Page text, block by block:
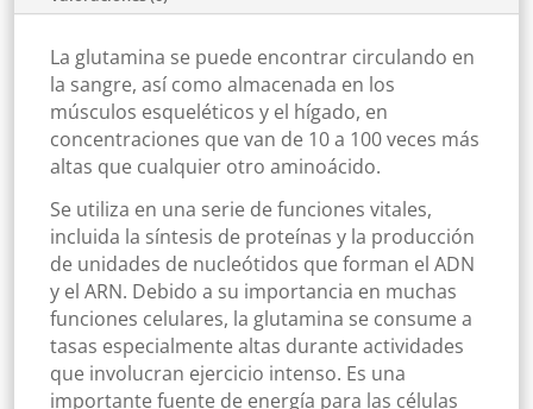
La glutamina se puede encontrar circulando en
la sangre, así como almacenada en los
músculos esqueléticos y el hígado, en
concentraciones que van de 10 a 100 veces más
altas que cualquier otro aminoácido.
Se utiliza en una serie de funciones vitales,
incluida la síntesis de proteínas y la producción
de unidades de nucleótidos que forman el ADN
y el ARN. Debido a su importancia en muchas
funciones celulares, la glutamina se consume a
tasas especialmente altas durante actividades
que involucran ejercicio intenso. Es una
importante fuente de energía para las células